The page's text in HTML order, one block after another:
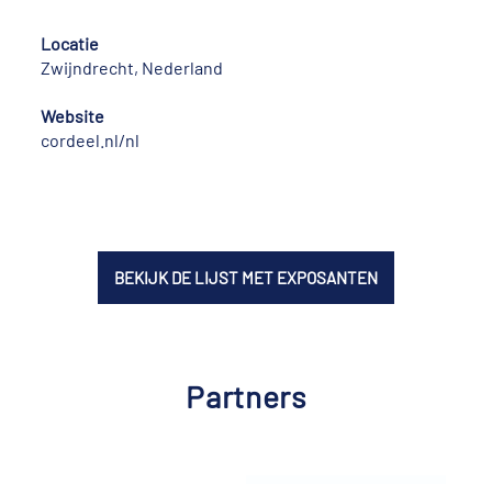
Locatie
Zwijndrecht, Nederland
Website
cordeel.nl/nl
BEKIJK DE LIJST MET EXPOSANTEN
Partners